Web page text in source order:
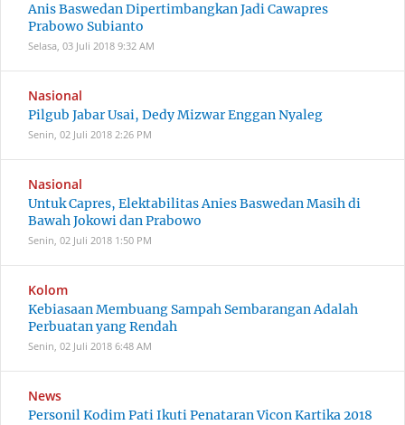
Anis Baswedan Dipertimbangkan Jadi Cawapres
Prabowo Subianto
Selasa, 03 Juli 2018 9:32 AM
Nasional
Pilgub Jabar Usai, Dedy Mizwar Enggan Nyaleg
Senin, 02 Juli 2018 2:26 PM
Nasional
Untuk Capres, Elektabilitas Anies Baswedan Masih di
Bawah Jokowi dan Prabowo
Senin, 02 Juli 2018 1:50 PM
Kolom
Kebiasaan Membuang Sampah Sembarangan Adalah
Perbuatan yang Rendah
Senin, 02 Juli 2018 6:48 AM
News
Personil Kodim Pati Ikuti Penataran Vicon Kartika 2018